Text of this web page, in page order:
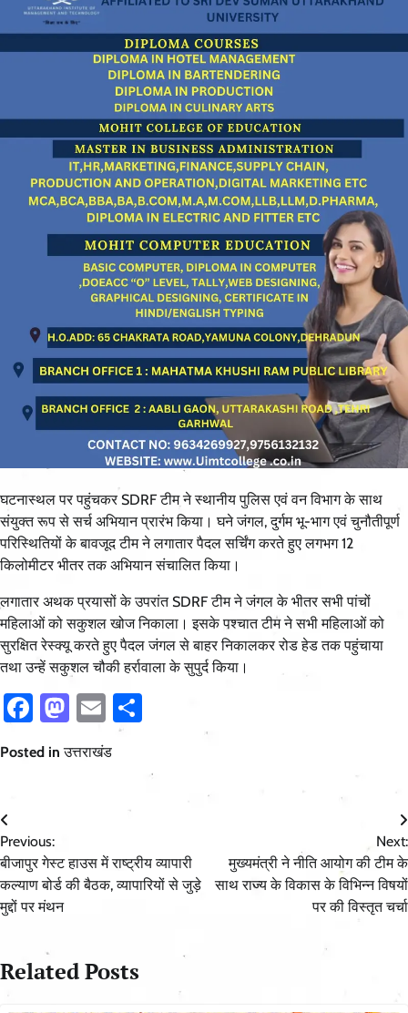
घटनास्थल पर पहुंचकर SDRF टीम ने स्थानीय पुलिस एवं वन विभाग के साथ
संयुक्त रूप से सर्च अभियान प्रारंभ किया। घने जंगल, दुर्गम भू-भाग एवं चुनौतीपूर्ण
परिस्थितियों के बावजूद टीम ने लगातार पैदल सर्चिंग करते हुए लगभग 12
किलोमीटर भीतर तक अभियान संचालित किया।
लगातार अथक प्रयासों के उपरांत SDRF टीम ने जंगल के भीतर सभी पांचों
महिलाओं को सकुशल खोज निकाला। इसके पश्चात टीम ने सभी महिलाओं को
सुरक्षित रेस्क्यू करते हुए पैदल जंगल से बाहर निकालकर रोड हेड तक पहुंचाया
तथा उन्हें सकुशल चौकी हर्रावाला के सुपुर्द किया।
Facebook
Mastodon
Email
Posted inउत्तराखंड
Post
navigation
Previous:
बीजापुर गेस्ट हाउस में राष्ट्रीय व्यापारी
कल्याण बोर्ड की बैठक, व्यापारियों से जुड़े
मुद्दों पर मंथन
Next:
मुख्यमंत्री ने नीति आयोग की टीम के
साथ राज्य के विकास के विभिन्न विषयों
पर की विस्तृत चर्चा
Related Posts